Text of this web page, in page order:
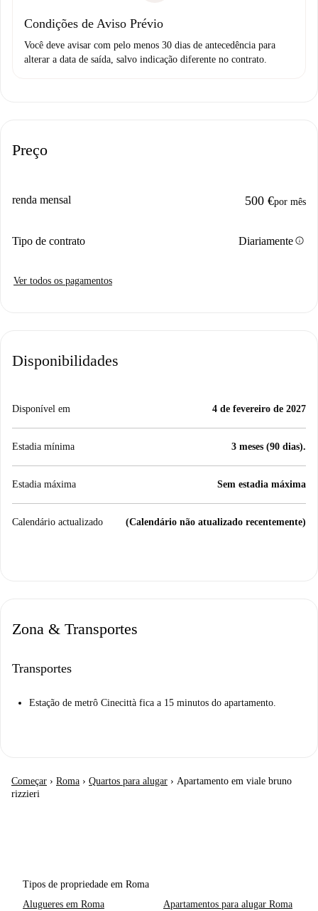
Condições de Aviso Prévio
Você deve avisar com pelo menos 30 dias de antecedência para
alterar a data de saída, salvo indicação diferente no contrato.
Preço
renda mensal 500 €por mês
Tipo de contrato Diariamenteinfo
Ver todos os pagamentos
Disponibilidades
Disponível em 4 de fevereiro de 2027
Estadia mínima 3 meses (90 dias).
Estadia máxima Sem estadia máxima
Calendário actualizado (Calendário não atualizado recentemente)
Zona & Transportes
Transportes
Estação de metrô Cinecittà fica a 15 minutos do apartamento.
Começar › Roma › Quartos para alugar › Apartamento em viale bruno
rizzieri
Tipos de propriedade em Roma
Alugueres em Roma
Apartamentos para alugar Roma